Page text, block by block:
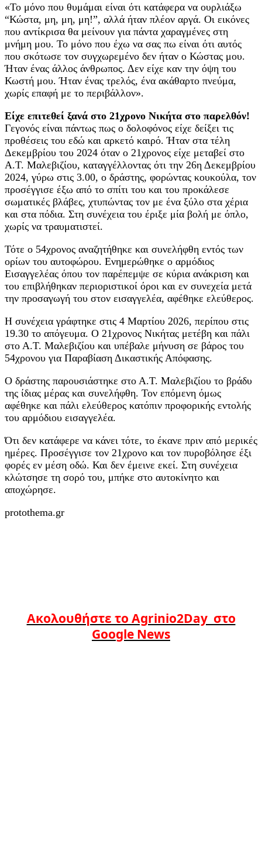
«Το μόνο που θυμάμαι είναι ότι κατάφερα να ουρλιάξω
“Κώστα, μη, μη, μη!”, αλλά ήταν πλέον αργά. Οι εικόνες
που αντίκρισα θα μείνουν για πάντα χαραγμένες στη
μνήμη μου. Το μόνο που έχω να σας πω είναι ότι αυτός
που σκότωσε τον συγχωρεμένο δεν ήταν ο Κώστας μου.
Ήταν ένας άλλος άνθρωπος. Δεν είχε καν την όψη του
Κωστή μου. Ήταν ένας τρελός, ένα ακάθαρτο πνεύμα,
χωρίς επαφή με το περιβάλλον».
Είχε επιτεθεί ξανά στο 21χρονο Νικήτα στο παρελθόν!
Γεγονός είναι πάντως πως ο δολοφόνος είχε δείξει τις
προθέσεις του εδώ και αρκετό καιρό. Ήταν στα τέλη
Δεκεμβρίου του 2024 όταν ο 21χρονος είχε μεταβεί στο
Α.Τ. Μαλεβιζίου, καταγγέλλοντας ότι την 26η Δεκεμβρίου
2024, γύρω στις 3.00, ο δράστης, φορώντας κουκούλα, τον
προσέγγισε έξω από το σπίτι του και του προκάλεσε
σωματικές βλάβες, χτυπώντας τον με ένα ξύλο στα χέρια
και στα πόδια. Στη συνέχεια του έριξε μία βολή με όπλο,
χωρίς να τραυματιστεί.
Τότε ο 54χρονος αναζητήθηκε και συνελήφθη εντός των
ορίων του αυτοφώρου. Ενημερώθηκε ο αρμόδιος
Εισαγγελέας όπου τον παρέπεμψε σε κύρια ανάκριση και
του επιβλήθηκαν περιοριστικοί όροι και εν συνεχεία μετά
την προσαγωγή του στον εισαγγελέα, αφέθηκε ελεύθερος.
Η συνέχεια γράφτηκε στις 4 Μαρτίου 2026, περίπου στις
19.30 το απόγευμα. Ο 21χρονος Νικήτας μετέβη και πάλι
στο Α.Τ. Μαλεβιζίου και υπέβαλε μήνυση σε βάρος του
54χρονου για Παραβίαση Δικαστικής Απόφασης.
Ο δράστης παρουσιάστηκε στο Α.Τ. Μαλεβιζίου το βράδυ
της ίδιας μέρας και συνελήφθη. Τον επόμενη όμως
αφέθηκε και πάλι ελεύθερος κατόπιν προφορικής εντολής
του αρμόδιου εισαγγελέα.
Ότι δεν κατάφερε να κάνει τότε, το έκανε πριν από μερικές
ημέρες. Προσέγγισε τον 21χρονο και τον πυροβόλησε έξι
φορές εν μέση οδώ. Και δεν έμεινε εκεί. Στη συνέχεια
κλώτσησε τη σορό του, μπήκε στο αυτοκίνητο και
αποχώρησε.
protothema.gr
Ακολουθήστε το Agrinio2Day στο
Google News